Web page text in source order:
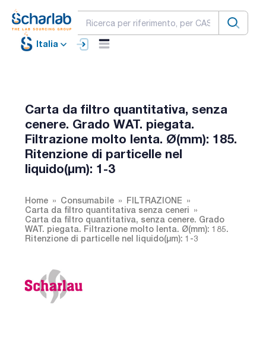
Italia
Carta da filtro quantitativa, senza
cenere. Grado WAT. piegata.
Filtrazione molto lenta. Ø(mm): 185.
Ritenzione di particelle nel
liquido(µm): 1-3
Home Consumabile
FILTRAZIONE
Carta da filtro quantitativa senza ceneri
Carta da filtro quantitativa, senza cenere. Grado
WAT. piegata. Filtrazione molto lenta. Ø(mm): 185.
Ritenzione di particelle nel liquido(µm): 1-3